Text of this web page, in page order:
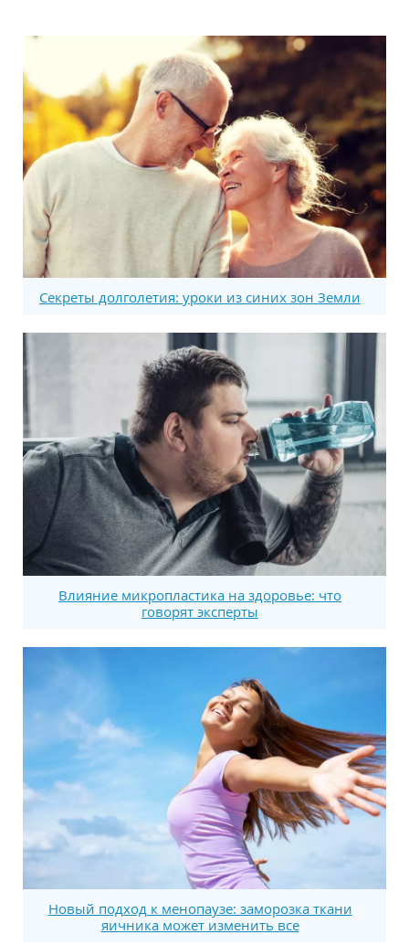
Секреты долголетия: уроки из синих зон Земли
Влияние микропластика на здоровье: что
говорят эксперты
Новый подход к менопаузе: заморозка ткани
яичника может изменить все